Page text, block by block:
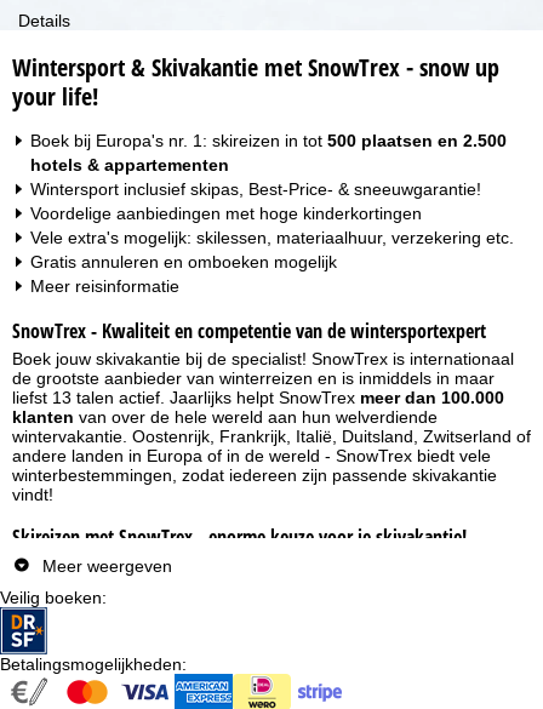
de
als jouw
vakantie …
Details
…
Wintersport & Skivakantie met SnowTrex - snow up
your life!
Boek bij Europa's nr. 1: skireizen in tot 500 plaatsen en 2.500
hotels & appartementen
Wintersport inclusief skipas, Best-Price- & sneeuwgarantie!
Voordelige aanbiedingen met hoge kinderkortingen
Vele extra's mogelijk: skilessen, materiaalhuur, verzekering etc.
Gratis annuleren en omboeken mogelijk
Meer reisinformatie
SnowTrex - Kwaliteit en competentie van de wintersportexpert
Boek jouw skivakantie bij de specialist! SnowTrex is internationaal
de grootste aanbieder van winterreizen en is inmiddels in maar
liefst 13 talen actief. Jaarlijks helpt SnowTrex meer dan 100.000
klanten van over de hele wereld aan hun welverdiende
wintervakantie. Oostenrijk, Frankrijk, Italië, Duitsland, Zwitserland of
andere landen in Europa of in de wereld - SnowTrex biedt vele
winterbestemmingen, zodat iedereen zijn passende skivakantie
vindt!
Skireizen met SnowTrex - enorme keuze voor je skivakantie!
Voor jouw perfecte vakantie in de sneeuw heb je bij SnowTrex de
skigebieden in de Alpen en in skigebieden buiten de Alpen. Bij de
meeste aanbiedingen gaat het om een
skipas
met het gezin op reis wil, een groepsreis organiseert, in een hotel
direct aan de piste wilt overnachten, je skivakantie in een chalet of
luxe met wellness wilt doorbrengen - het aanbod van SnowTrex
Meer weergeven
Veilig boeken:
Betalingsmogelijkheden: